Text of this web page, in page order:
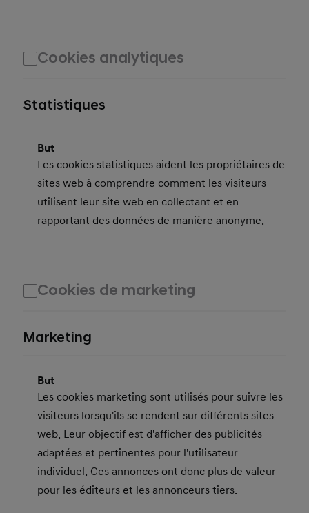
Cookies analytiques
Statistiques
But
Les cookies statistiques aident les propriétaires de
sites web à comprendre comment les visiteurs
utilisent leur site web en collectant et en
rapportant des données de manière anonyme.
Cookies de marketing
Marketing
But
Les cookies marketing sont utilisés pour suivre les
visiteurs lorsqu'ils se rendent sur différents sites
web. Leur objectif est d'afficher des publicités
adaptées et pertinentes pour l'utilisateur
individuel. Ces annonces ont donc plus de valeur
pour les éditeurs et les annonceurs tiers.